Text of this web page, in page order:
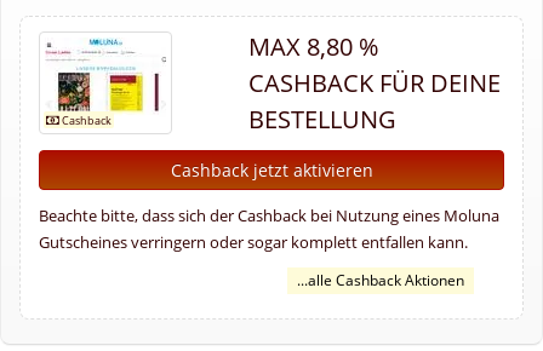
MAX 8,80 %
CASHBACK FÜR DEINE
BESTELLUNG
Cashback jetzt aktivieren
Beachte bitte, dass sich der Cashback bei Nutzung eines Moluna
Gutscheines verringern oder sogar komplett entfallen kann.
...alle Cashback Aktionen